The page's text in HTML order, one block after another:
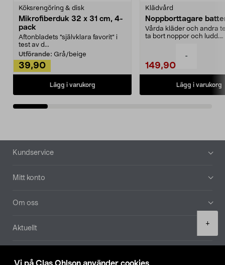
-
+
Köksrengöring & disk
Mikrofiberduk 32 x 31 cm, 4-
pack
Aftonbladets "självklara favorit” i
test av d...
Utförande: Grå/beige
39,90
Lägg i varukorg
Klädvård
Noppborttagare
Vårda kläder och andra
ta bort noppor och ludd.
149,90
Lägg i varukorg
Sidfot
Kundservice
Mitt konto
Om oss
Aktuellt